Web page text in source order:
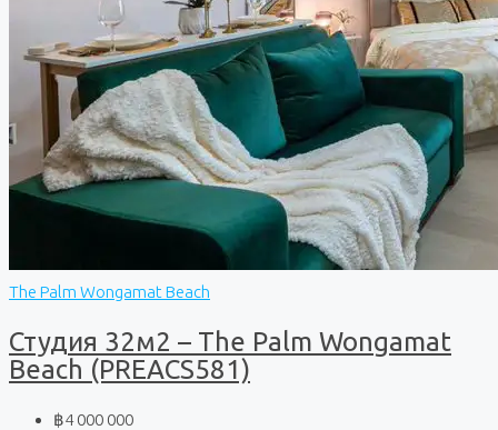
The Palm Wongamat Beach
Студия 32м2 – The Palm Wongamat
Beach (PREACS581)
฿4 000 000